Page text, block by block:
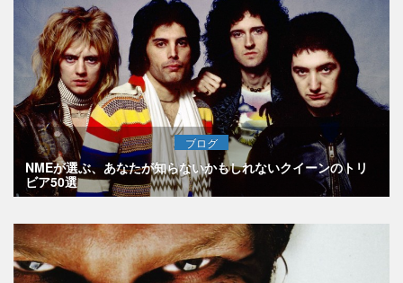
ブログ
NMEが選ぶ、あなたが知らないかもしれないクイーンのトリ
ビア50選